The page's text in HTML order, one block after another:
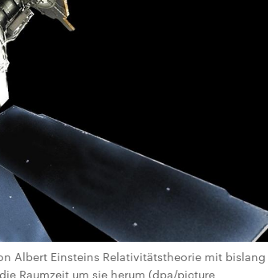
Albert Einsteins Relativitätstheorie mit bislang
Raumzeit um sie herum (dpa/picture